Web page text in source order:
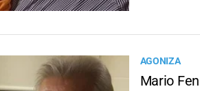
AGONIZA
Mario